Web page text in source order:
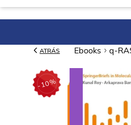
ATRÁS Ebooks q-
-10%